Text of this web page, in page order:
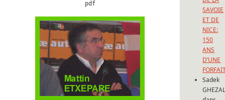
pdf
SAVOIE
ET DE
NICE:
150
ANS
D’UNE
Sadek